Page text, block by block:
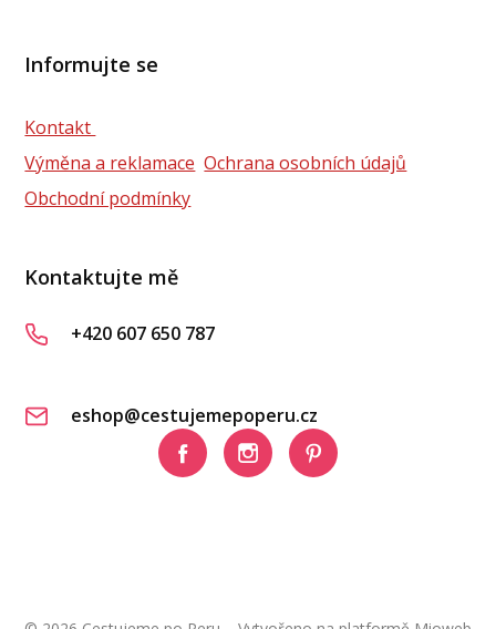
Informujte se
Kontakt
Výměna a reklamace Ochrana osobních údajů
Obchodní podmínky
Kontaktujte mě
+420 607 650 787
eshop@cestujemepoperu.cz